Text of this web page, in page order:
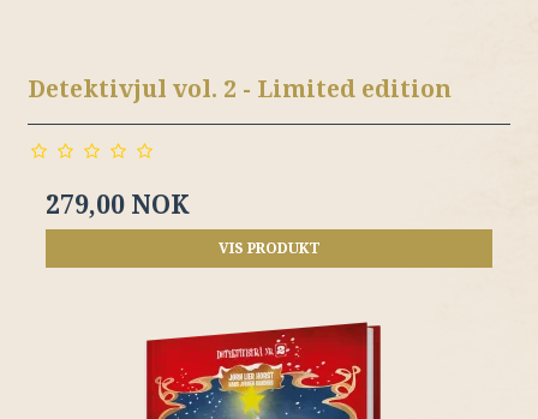
Detektivjul vol. 2 - Limited edition
279,00 NOK
VIS PRODUKT